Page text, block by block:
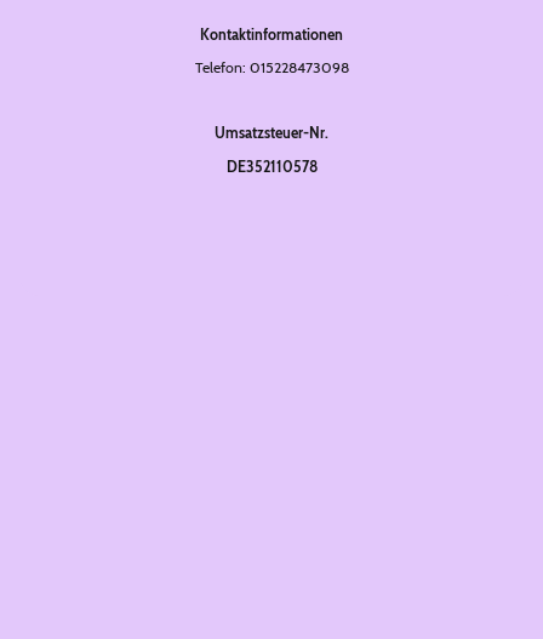
Kontaktinformationen
Telefon: 015228473098
Umsatzsteuer-Nr.
DE352110578